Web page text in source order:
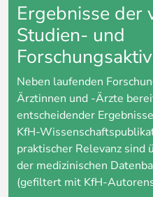
Ergebnisse der
Studien- und
Neben laufenden
Ärztinnen und -Ärzte
entscheidender
KfH-
praktischer Relevanz sind
der medizinischen
(gefiltert mit KfH-